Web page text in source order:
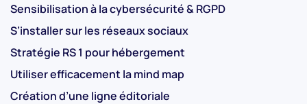
Sensibilisation à la cybersécurité & RGPD
S’installer sur les réseaux sociaux
Stratégie RS 1 pour hébergement
Utiliser efficacement la mind map
Création d’une ligne éditoriale